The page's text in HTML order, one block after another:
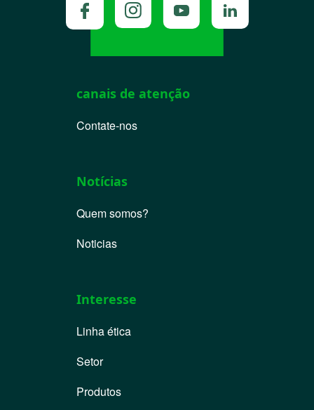
canais de atenção
Contate-nos
Notícias
Quem somos?
Noticias
Interesse
Linha ética
Setor
Produtos